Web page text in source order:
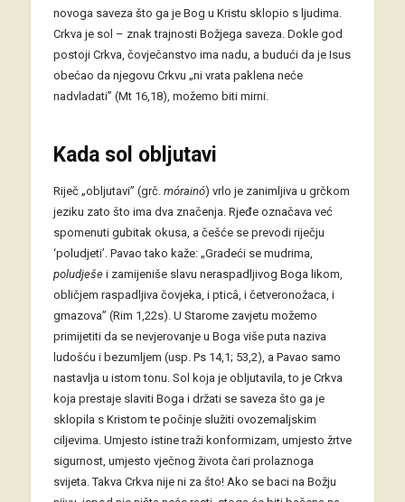
novoga saveza što ga je Bog u Kristu sklopio s ljudima.
Crkva je sol – znak trajnosti Božjega saveza. Dokle god
postoji Crkva, čovječanstvo ima nadu, a budući da je Isus
obećao da njegovu Crkvu „ni vrata paklena neće
nadvladati” (Mt 16,18), možemo biti mirni.
Kada sol obljutavi
Riječ „obljutavi” (grč. mórainó) vrlo je zanimljiva u grčkom
jeziku zato što ima dva značenja. Rjeđe označava već
spomenuti gubitak okusa, a češće se prevodi riječju
‘poludjeti’. Pavao tako kaže: „Gradeći se mudrima,
poludješei zamijeniše slavu neraspadljivog Boga likom,
obličjem raspadljiva čovjeka, i pticâ, i četveronožaca, i
gmazova” (Rim 1,22s). U Starome zavjetu možemo
primijetiti da se nevjerovanje u Boga više puta naziva
ludošću i bezumljem (usp. Ps 14,1; 53,2), a Pavao samo
nastavlja u istom tonu. Sol koja je obljutavila, to je Crkva
koja prestaje slaviti Boga i držati se saveza što ga je
sklopila s Kristom te počinje služiti ovozemaljskim
ciljevima. Umjesto istine traži konformizam, umjesto žrtve
sigurnost, umjesto vječnog života čari prolaznoga
svijeta. Takva Crkva nije ni za što! Ako se baci na Božju